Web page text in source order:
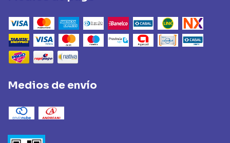
Medios de envío